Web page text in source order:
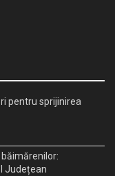
pentru sprijinirea
Județean